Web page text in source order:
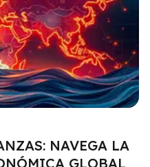
NAVEGA LA
GLOBAL